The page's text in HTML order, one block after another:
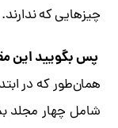
چیزهایی که ندارند.
پس بگویید این
همان‌طور که در
شامل چهار مجلد